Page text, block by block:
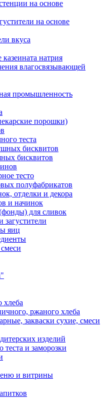
на основе
на основе
вкуса
казеината натрия
влагосвязывающей
промышленность
порошки)
теста
бисквитов
бисквитов
тесто
полуфабрикатов
отделки и декора
и начинок
для сливок
загустители
яиц
хлеба
ржаного хлеба
закваски сухие, смеси
изделий
теста и заморозки
и витрины